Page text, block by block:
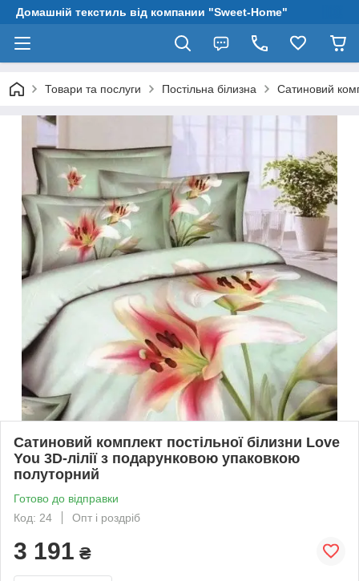
Домашній текстиль від компании "Sweet-Home"
Товари та послуги Постільна білизна Сатиновий
Сатиновий комплект постільної білизни Love
You 3D-лілії з подарунковою упаковкою
полуторний
Готово до відправки
Код: 24
Опт і роздріб
3 191 ₴